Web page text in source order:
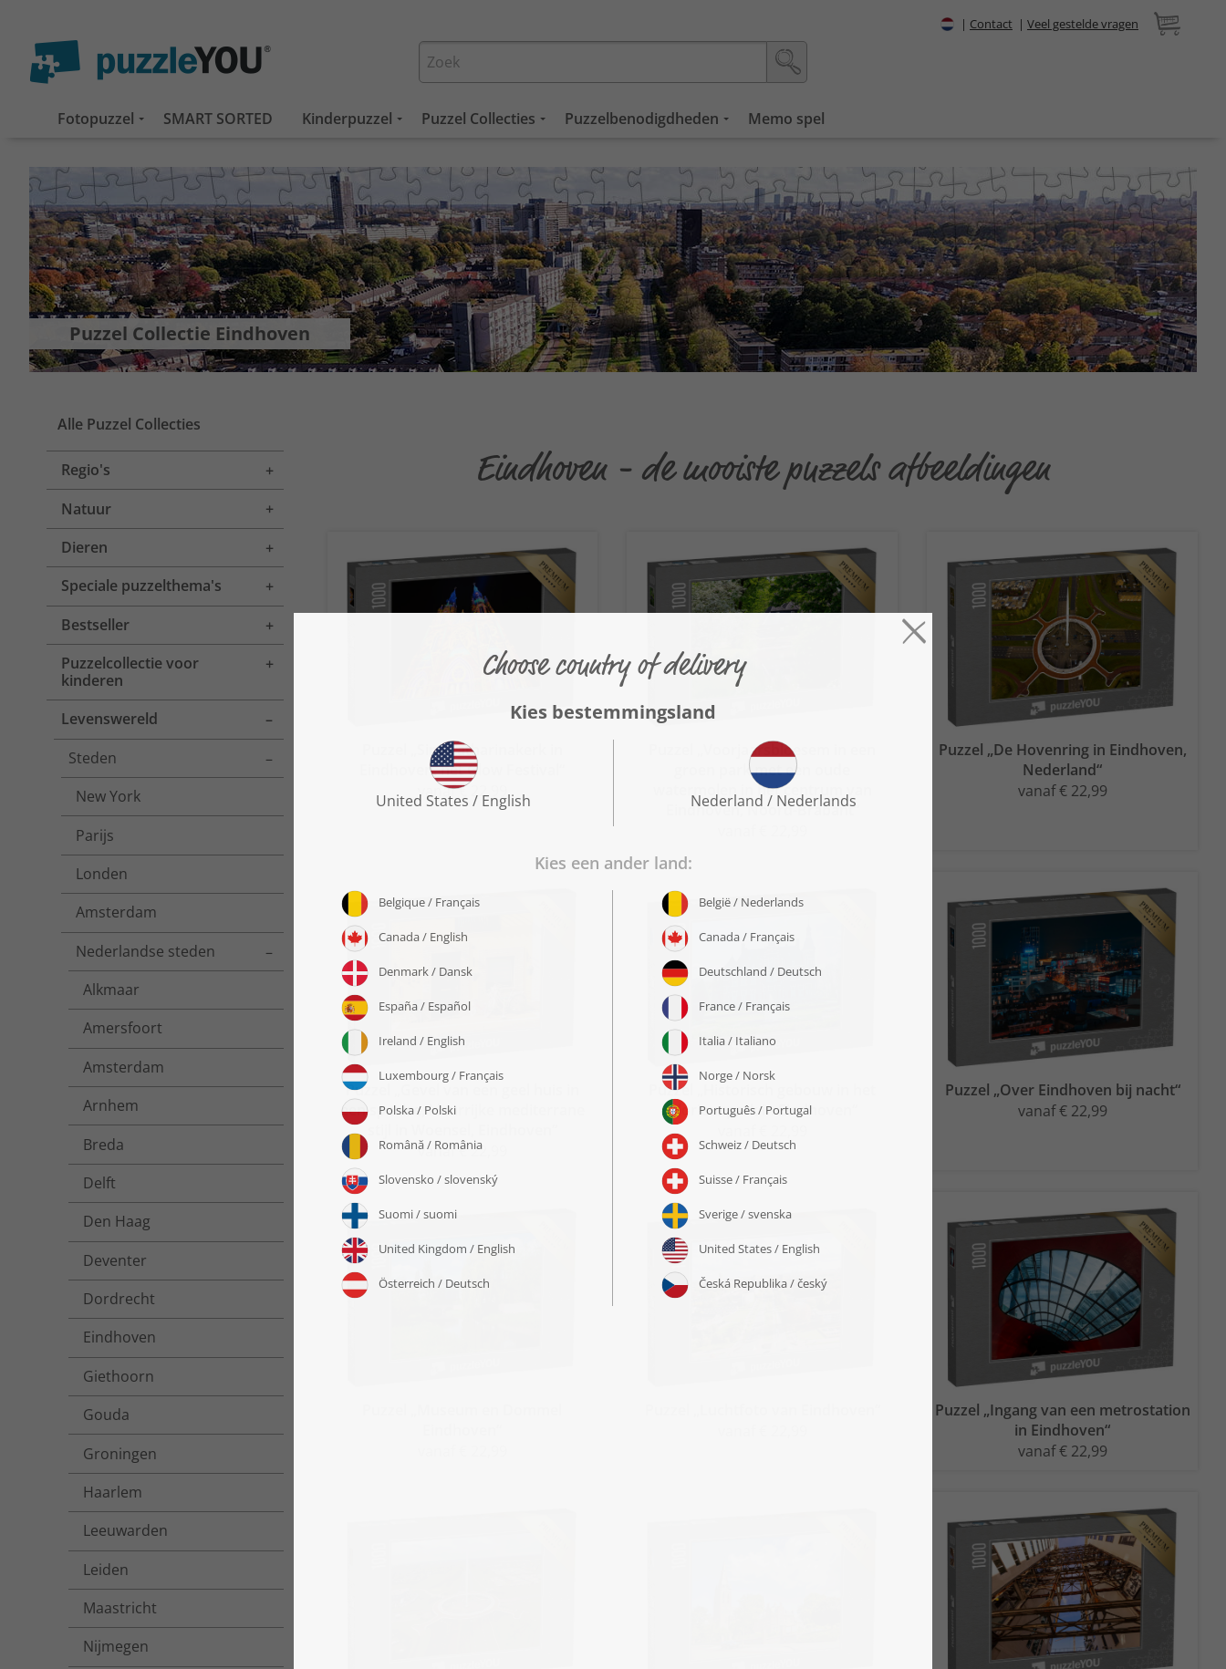
| Contact | Veel gestelde vragen
Fotopuzzel SMART SORTED Kinderpuzzel Puzzel Collecties Puzzelbenodigdheden Memo spel
Puzzel Collectie Eindhoven
Alle Puzzel Collecties
Regio's
Toggle menu
Natuur
Toggle menu
Dieren
Toggle menu
Speciale puzzelthema's
Toggle menu
Bestseller
Toggle menu
Puzzelcollectie voor
kinderen
Toggle menu
Levenswereld
Toggle menu
Steden
Toggle menu
New York
Parijs
Londen
Amsterdam
Nederlandse steden
Toggle menu
Alkmaar
Amersfoort
Amsterdam
Arnhem
Breda
Delft
Den Haag
Deventer
Dordrecht
Eindhoven
Giethoorn
Gouda
Groningen
Haarlem
Leeuwarden
Leiden
Maastricht
Nijmegen
Eindhoven - de mooiste puzzels afbeeldingen
Puzzel „Sint-Catharinakerk in
Eindhoven, het Glow Festival“
vanaf € 22,99
Puzzel „Voorjaarsbloesem in een
groen park met een oude
watermolen in het centrum van
Eindhoven, Noord-Brabant“
Puzzel „De Hovenring in Eindhoven,
Nederland“
vanaf € 22,99
Puzzel „Gevel van een geel huis in
een speelse, kleurrijke mediterrane
vanaf € 22,99
Puzzel „Historisch gebouw in het
Glorieuxpark in Eindhoven“
Puzzel „Over Eindhoven bij nacht“
vanaf € 22,99
Puzzel „Ingang van een metrostation
in Eindhoven“
vanaf € 22,99